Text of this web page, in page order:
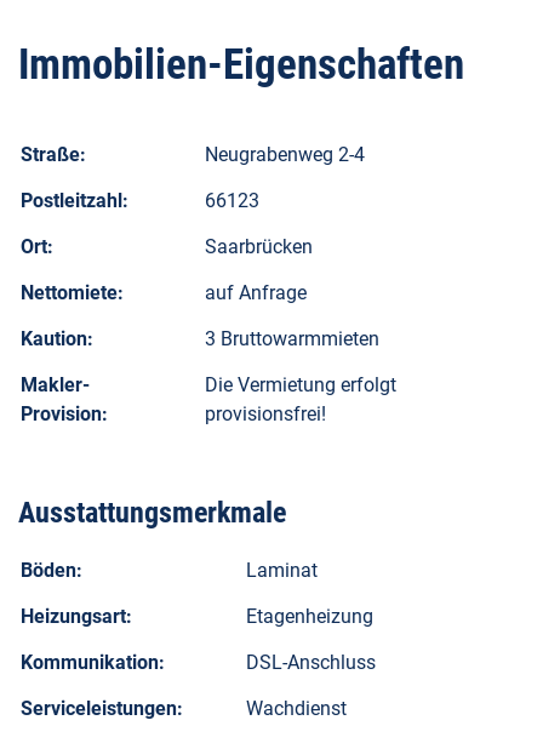
Immobilien-Eigenschaften
Straße:
Neugrabenweg 2-4
Postleitzahl:
66123
Ort:
Saarbrücken
Nettomiete:
auf Anfrage
Kaution:
3 Bruttowarmmieten
Makler-
Provision:
Die Vermietung erfolgt
provisionsfrei!
Ausstattungsmerkmale
Böden:
Laminat
Heizungsart:
Etagenheizung
Kommunikation:
DSL-Anschluss
Serviceleistungen:
Wachdienst